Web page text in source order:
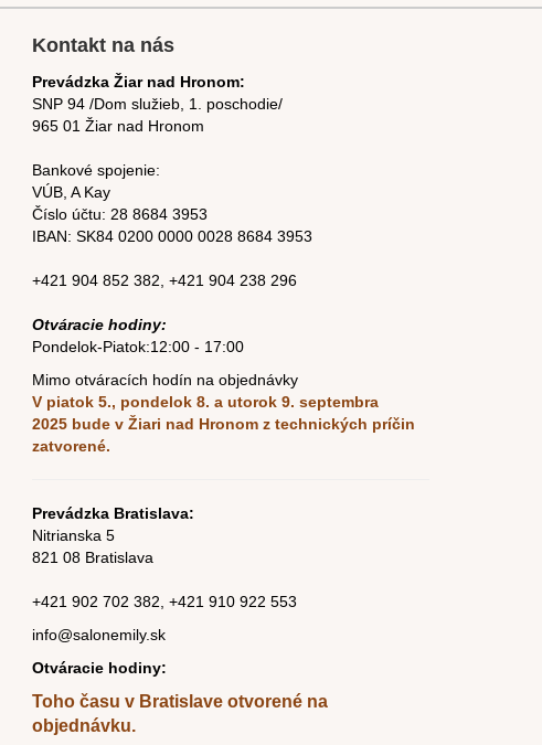
Kontakt na nás
Prevádzka Žiar nad Hronom:
SNP 94 /Dom služieb, 1. poschodie/
965 01 Žiar nad Hronom
Bankové spojenie:
VÚB, A Kay
Číslo účtu: 28 8684 3953
IBAN: SK84 0200 0000 0028 8684 3953
+421 904 852 382 +421 904 238 296
Otváracie hodiny:
Pondelok-Piatok:12:00 - 17:00
Mimo otváracích hodín na objednávky
V piatok 5., pondelok 8. a utorok 9. septembra
2025 bude v Žiari nad Hronom z technických príčin
zatvorené.
Prevádzka Bratislava:
Nitrianska 5
821 08 Bratislava
+421 902 702 382 +421 910 922 553
info@salonemily.sk
Otváracie hodiny:
Toho času v Bratislave otvorené na
objednávku.